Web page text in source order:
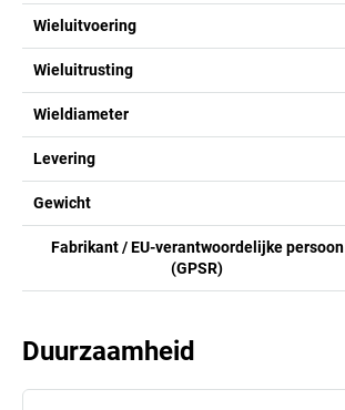
Wieluitvoering
Wieluitrusting
Wieldiameter
Levering
Gewicht
Fabrikant / EU-verantwoordelijke persoon
(GPSR)
Duurzaamheid